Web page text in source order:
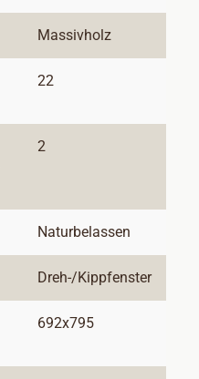
Massivholz
22
2
Naturbelassen
Dreh-/Kippfenster
692x795